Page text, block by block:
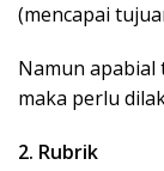
(mencapai
Namun
maka perlu
2. Rubrik